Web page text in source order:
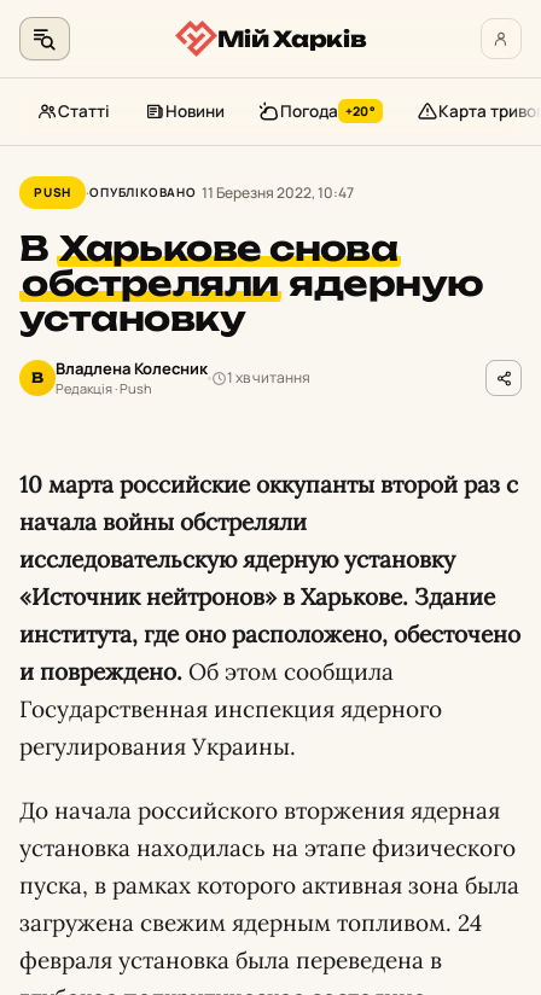
до
контенту
Мій Харків
Статті Новини Погода +20° Карта
PUSH ОПУБЛІКОВАНО 11 Березня 2022, 10:47
В Харькове снова
обстрелялиядерную
установку
В Владлена Колесник
Редакція · Push
1 хв читання
10 марта российские оккупанты второй раз с
начала войны обстреляли
исследовательскую ядерную установку
«Источник нейтронов» в Харькове. Здание
института, где оно расположено, обесточено
и повреждено. Об этом сообщила
Государственная инспекция ядерного
регулирования Украины.
До начала российского вторжения ядерная
установка находилась на этапе физического
пуска, в рамках которого активная зона была
загружена свежим ядерным топливом. 24
февраля установка была переведена в